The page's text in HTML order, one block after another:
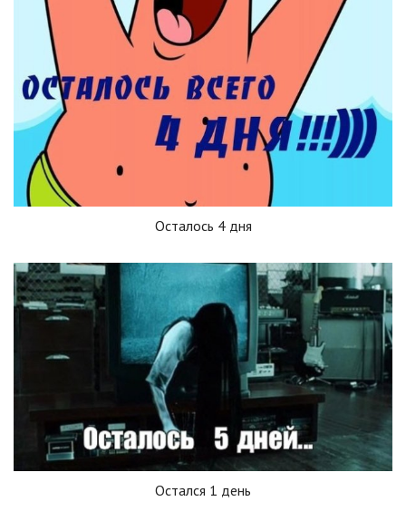
Осталось 4 дня
Остался 1 день